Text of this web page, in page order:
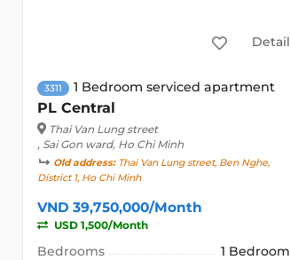
Detail
3311 1 Bedroom serviced apartment
PL Central
Thai Van Lung street
, Sai Gon ward, Ho Chi Minh
Old address:Thai Van Lung street, Ben Nghe,
District 1, Ho Chi Minh
VND 39,750,000/Month
USD 1,500/Month
Bedrooms
1 Bedroom